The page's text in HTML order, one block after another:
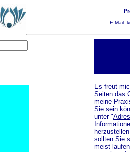
E-Mail:
Es freut
Seiten das
meine
Sie sein
unter "
sollten Sie
meist